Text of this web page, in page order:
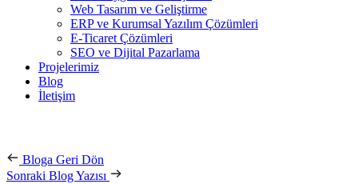
Web Tasarım ve Geliştirme
ERP ve Kurumsal Yazılım Çözümleri
E-Ticaret Çözümleri
SEO ve Dijital Pazarlama
Projelerimiz
Blog
İletişim
Bloga Geri Dön
Sonraki Blog Yazısı